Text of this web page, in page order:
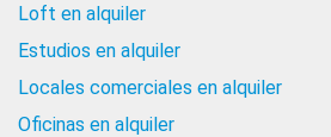
Loft en alquiler
Estudios en alquiler
Locales comerciales en alquiler
Oficinas en alquiler